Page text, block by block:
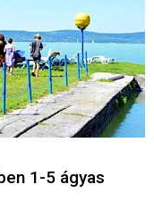
1-5 ágyas